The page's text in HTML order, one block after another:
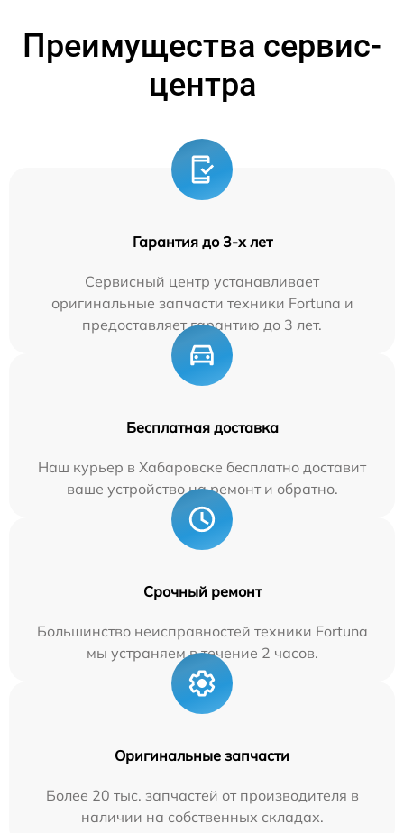
Преимущества сервис-
центра
Гарантия до 3-х лет
Сервисный центр устанавливает
оригинальные запчасти техники Fortuna и
предоставляет гарантию до 3 лет.
Бесплатная доставка
Наш курьер в Хабаровске бесплатно доставит
ваше устройство на ремонт и обратно.
Срочный ремонт
Большинство неисправностей техники Fortuna
мы устраняем в течение 2 часов.
Оригинальные запчасти
Более 20 тыс. запчастей от производителя в
наличии на собственных складах.